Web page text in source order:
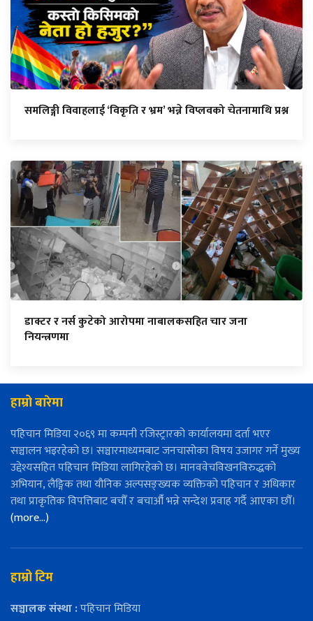
समलिङ्गी विवाहलाई ‘विकृति र भ्रम’ भन्ने विप्लवको चेतनामाथि प्रश्न
डाक्टर र नर्स कुटेको आरोपमा नाबालकसहित चार जना
नियन्त्रणमा
हाम्रो बारेमा
पहिचान मिडिया २०६९ मा कम्पनी रजिस्ट्रारको कार्यालयमा दर्ता भएर
सञ्चालन भइरहेको छ। सञ्चारमाध्यमबाट जनचासोका विषय उजागर गर्ने मुख्य
उद्देश्यसहित पहिचान मिडिया लागिरहेको छ। मानववेचविखनविरुद्धको
अभियान, लैङ्गिक तथा यौनिक अल्पसङ्ख्यक व्यक्तिको पहिचान र अधिकार
तथा प्राकृतिक विपत्तिबाट बचौँ र बचाऔँ भन्ने सन्देश प्रवाह गर्दै आएका छौँ।
(more…)
हाम्रो टिम
सञ्चालक संस्था :पहिचान मिडिया